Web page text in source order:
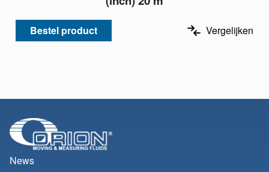
Bestel product Vergelijken
News